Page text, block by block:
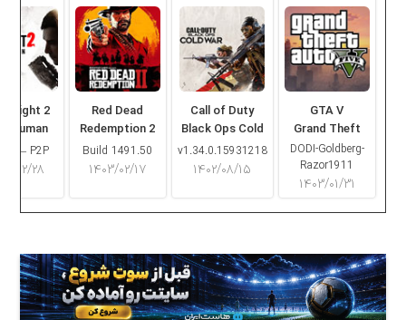
GTA V
Grand Theft
Auto V
DODI-Goldberg-
Razor1911
۱۴۰۳/۰۱/۳۱
Call of Duty
Black Ops Cold
War
v1.34.0.15931218
۱۴۰۲/۰۸/۱۵
Red Dead
Redemption 2
Build 1491.50
۱۴۰۳/۰۲/۱۷
Light 2
Human
– P2P
۱۴۰۳/